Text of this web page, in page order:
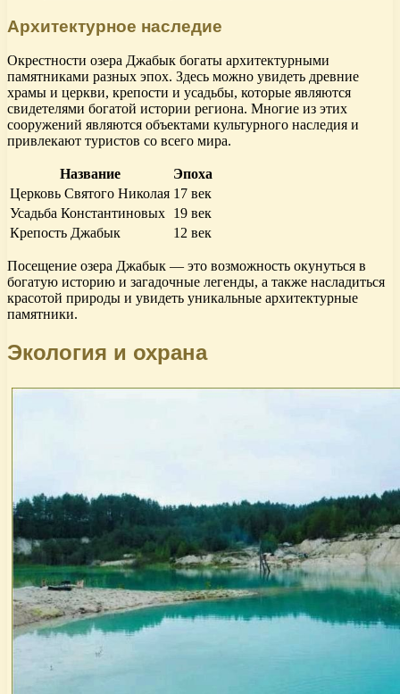
Архитектурное наследие
Окрестности озера Джабык богаты архитектурными
памятниками разных эпох. Здесь можно увидеть древние
храмы и церкви, крепости и усадьбы, которые являются
свидетелями богатой истории региона. Многие из этих
сооружений являются объектами культурного наследия и
привлекают туристов со всего мира.
Название
Эпоха
Церковь Святого Николая 17 век
Усадьба Константиновых 19 век
Крепость Джабык
12 век
Посещение озера Джабык — это возможность окунуться в
богатую историю и загадочные легенды, а также насладиться
красотой природы и увидеть уникальные архитектурные
памятники.
Экология и охрана